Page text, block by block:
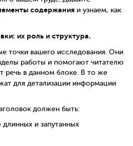
содержания и узнаем, как
их роль и структура.
точки вашего исследования. Они
работы и помогают читателю
речь в данном блоке. В то же
для детализации информации
должен быть:
длинных и запутанных